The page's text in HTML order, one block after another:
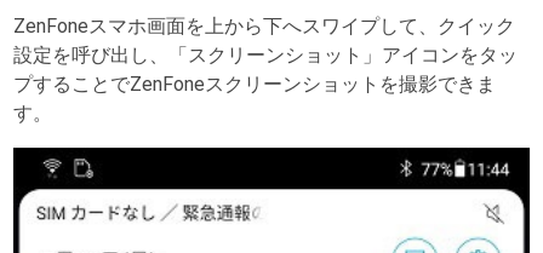
ZenFoneスマホ画面を上から下へスワイプして、クイック
設定を呼び出し、「スクリーンショット」アイコンをタッ
プすることでZenFoneスクリーンショットを撮影できま
す。